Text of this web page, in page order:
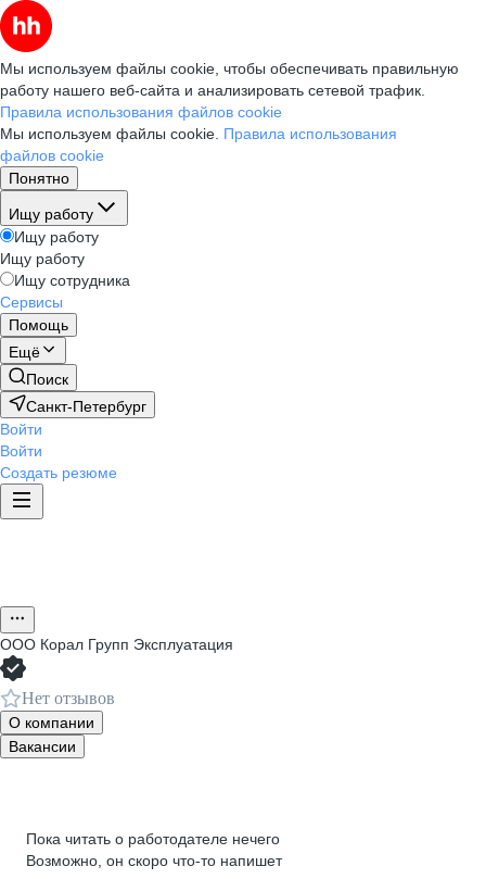
Мы используем файлы cookie, чтобы обеспечивать правильную
работу нашего веб-сайта и анализировать сетевой трафик.
Правила использования файлов cookie
Мы используем файлы cookie. Правила использования
файлов cookie
Понятно
Ищу работу
Ищу работу
Ищу работу
Ищу сотрудника
Сервисы
Помощь
Ещё
Поиск
Санкт-Петербург
Войти
Войти
Создать резюме
ООО Корал Групп Эксплуатация
Нет отзывов
О компании
Вакансии
Пока читать о работодателе нечего
Возможно, он скоро что‑то напишет